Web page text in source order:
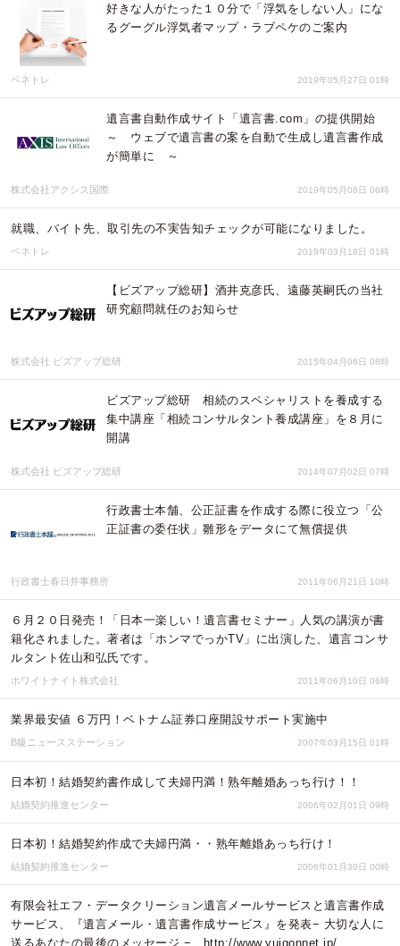
好きな人がたった１０分で「浮気をしない人」にな
るグーグル浮気者マップ・ラブペケのご案内
ベネトレ 2019年05月27日 01時
遺言書自動作成サイト「遺言書.com」の提供開始
～ ウェブで遺言書の案を自動で生成し遺言書作成
が簡単に ～
株式会社アクシス国際 2019年05月08日 06時
就職、バイト先、取引先の不実告知チェックが可能になりました。
ベネトレ 2019年03月18日 01時
【ビズアップ総研】酒井克彦氏、遠藤英嗣氏の当社
研究顧問就任のお知らせ
株式会社 ビズアップ総研 2015年04月06日 08時
ビズアップ総研 相続のスペシャリストを養成する
集中講座「相続コンサルタント養成講座」を８月に
開講
株式会社 ビズアップ総研 2014年07月02日 07時
行政書士本舗、公正証書を作成する際に役立つ「公
正証書の委任状」雛形をデータにて無償提供
行政書士春日井事務所 2011年06月21日 10時
６月２０日発売！「日本一楽しい！遺言書セミナー」人気の講演が書
籍化されました。著者は「ホンマでっかTV」に出演した、遺言コンサ
ルタント佐山和弘氏です。
ホワイトナイト株式会社 2011年06月10日 06時
業界最安値 ６万円！ベトナム証券口座開設サポート実施中
B級ニュースステーション 2007年03月15日 01時
日本初！結婚契約書作成して夫婦円満！熟年離婚あっち行け！！
結婚契約推進センター 2006年02月01日 09時
日本初！結婚契約作成で夫婦円満・・熟年離婚あっち行け！
結婚契約推進センター 2006年01月30日 00時
有限会社エフ・データクリーション遺言メールサービスと遺言書作成
サービス、『遺言メール・遺言書作成サービス』を発表− 大切な人に
送るあなたの最後のメッセージ − http://www.yuigonnet.jp/